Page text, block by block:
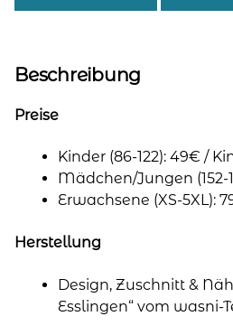
Beschreibung
Preise
Kinder (86-122): 49€ /
Mädchen/Jungen (152-
Erwachsene (XS-5XL):
Herstellung
Design, Zuschnitt &
Esslingen“ vom wasni-